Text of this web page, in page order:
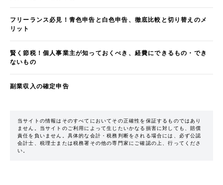
フリーランス必見！青色申告と白色申告、徹底比較と切り替えのメ
リット
賢く節税！個人事業主が知っておくべき、経費にできるもの・でき
ないもの
副業収入の確定申告
当サイトの情報はそのすべてにおいてその正確性を保証するものではあり
ません。当サイトのご利用によって生じたいかなる損害に対しても、賠償
責任を負いません。具体的な会計・税務判断をされる場合には、必ず公認
会計士、税理士または税務署その他の専門家にご確認の上、行ってくださ
い。